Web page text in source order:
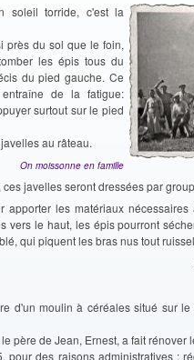
soleil torride, c'est la
près du sol que le foin,
les épis tous du
du pied gauche. Ce
de la fatigue:
surtout sur le pied
au râteau.
On moissonne en famille
javelles seront dressées par
apporter les matériaux
vers le haut, les épis pourront
qui piquent les bras nus tout
d'un moulin à céréales situé sur
père de Jean, Ernest, a fait rénover
pour des raisons administratives :